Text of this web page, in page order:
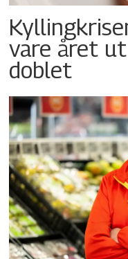
vare året
doblet